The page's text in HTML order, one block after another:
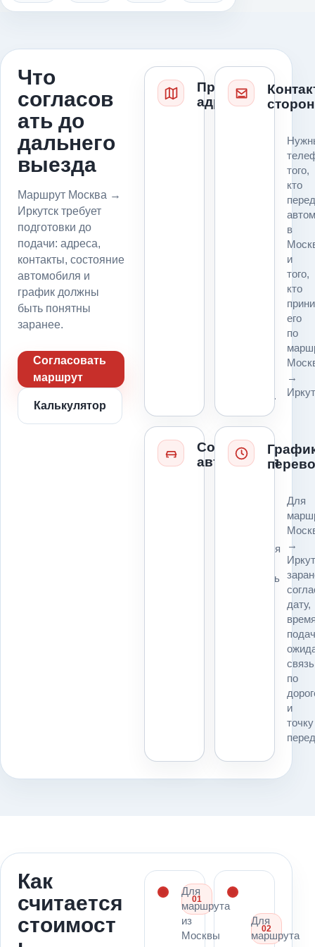
Что
согласов
ать до
дальнего
выезда
Маршрут Москва →
Иркутск требует
подготовки до
подачи: адреса,
контакты, состояние
автомобиля и
график должны
быть понятны
заранее.
Согласовать
маршрут
Калькулятор
Проверка
адресов
платформы.
сторон
того,
кто
в
и
того,
кто
его
по
→
Состояние
автомобиля
повреждения
возможность
Для
→
дату,
связь
по
и
точку
Как
считается
стоимост
01
Для
маршрута
из
Москвы
02
Для
маршрута